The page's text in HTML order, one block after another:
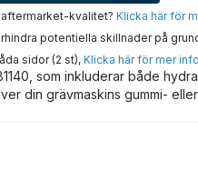
kvalitet? Klicka här för
potentiella skillnader på
sidor (2 st), Klicka här för mer
som inkluderar både
din grävmaskins gummi-